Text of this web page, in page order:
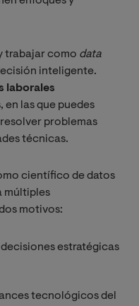
trabajar como data
inteligente.
laborales
las que puedes
problemas
técnicas.
científico de datos
múltiples
motivos:
estratégicas
tecnológicos del